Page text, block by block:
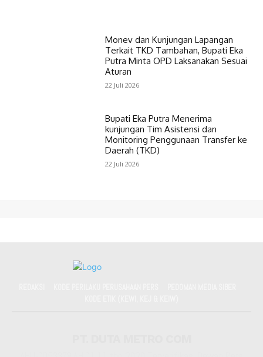
Monev dan Kunjungan Lapangan
Terkait TKD Tambahan, Bupati Eka
Putra Minta OPD Laksanakan Sesuai
Aturan
22 Juli 2026
Bupati Eka Putra Menerima
kunjungan Tim Asistensi dan
Monitoring Penggunaan Transfer ke
Daerah (TKD)
22 Juli 2026